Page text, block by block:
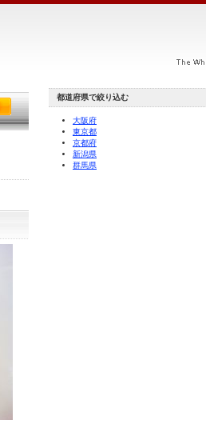
都道府県で絞り込む
大阪府
東京都
京都府
新潟県
群馬県